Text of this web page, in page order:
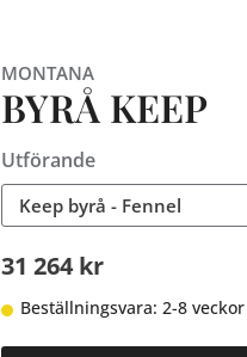
MONTANA
BYRÅ KEEP
Utförande
Keep byrå - Fennel
31 264 kr
Beställningsvara: 2-8 veckor